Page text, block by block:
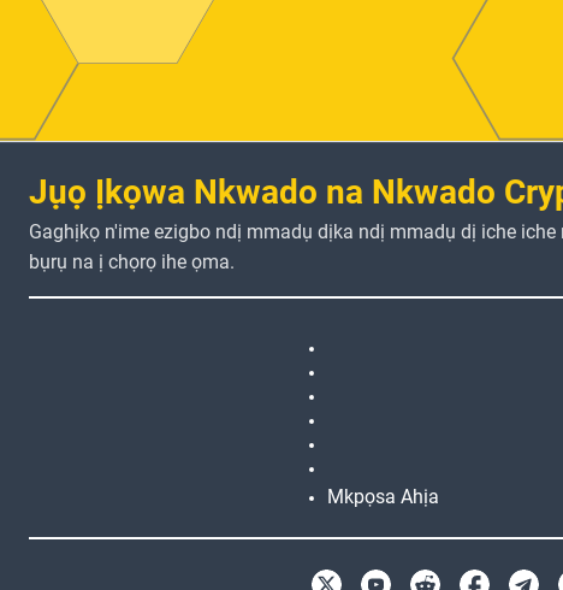
Jụọ Ịkọwa Nkwado na Nkwado
Gaghịkọ n'ime ezigbo ndị mmadụ dịka ndị mmadụ dị iche iche
bụrụ na ị chọrọ ihe ọma.
Mkpọsa Ahịa